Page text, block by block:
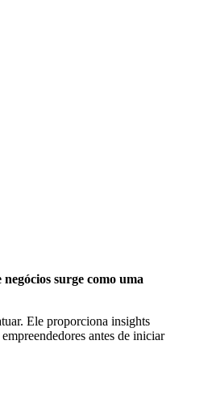
negócios surge como uma
Ele proporciona insights
antes de iniciar